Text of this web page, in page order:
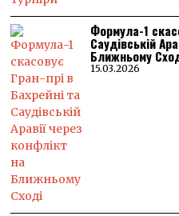
Формула-1
Саудівській
Ближньому
15.03.2026